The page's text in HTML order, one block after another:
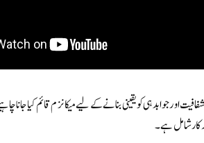
اور جوابدہی کو یقینی بنانے کے لیے میکانزم قائم کیا
کار شامل ہے۔